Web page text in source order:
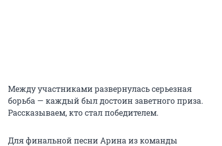
Между участниками развернулась серьезная
борьба — каждый был достоин заветного приза.
Рассказываем, кто стал победителем.
Для финальной песни Арина из команды